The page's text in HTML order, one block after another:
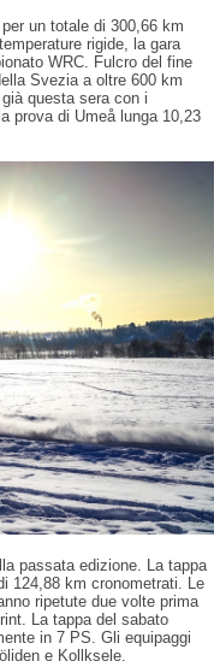
un totale di 300,66 km
rigide, la gara
WRC. Fulcro del fine
Svezia a oltre 600 km
questa sera con i
prova di Umeå lunga 10,23
passata edizione. La tappa
124,88 km cronometrati. Le
ripetute due volte prima
La tappa del sabato
in 7 PS. Gli equipaggi
e Kollksele.